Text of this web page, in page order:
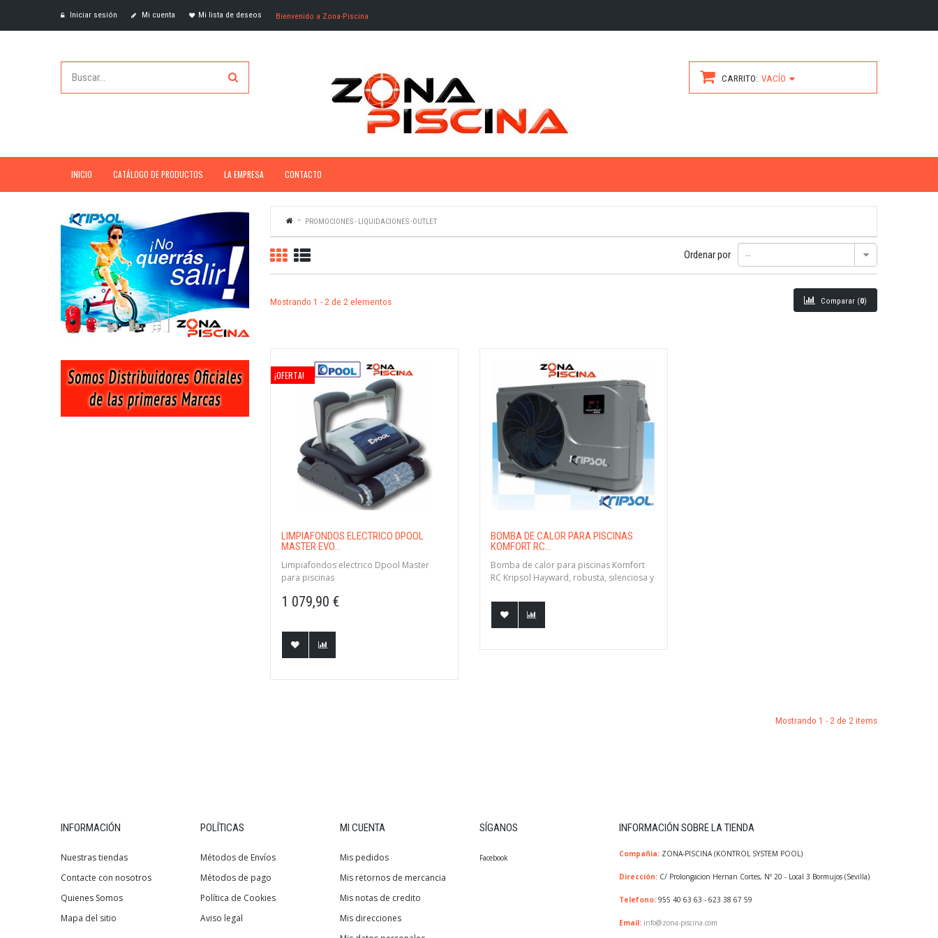
Iniciar sesión Mi cuenta Mi lista de deseos Bienvenido a Zona-Piscina
CARRITO VACÍO
INICIO CATÁLOGO DE PRODUCTOS LA EMPRESA CONTACTO
PROMOCIONES - LIQUIDACIONES -OUTLET
Ordenar por --
Mostrando 1 - 2 de 2 elementos Comparar (0)
¡OFERTA!
LIMPIAFONDOS ELECTRICO DPOOL
MASTER EVO...
Limpiafondos electrico Dpool Master
para piscinas
1 079,90 €
BOMBA DE CALOR PARA PISCINAS
KOMFORT RC...
Bomba de calor para piscinas Komfort
RC Kripsol Hayward, robusta, silenciosa y
CONSULTAR"
Mostrando 1 - 2 de 2 items
INFORMACIÓN
Nuestras tiendas
Contacte con nosotros
Quienes Somos
Mapa del sitio
POLÍTICAS
Métodos de Envíos
Métodos de pago
Política de Cookies
Aviso legal
MI CUENTA
Mis pedidos
Mis retornos de mercancia
Mis notas de credito
Mis direcciones
SÍGANOS
Facebook
INFORMACIÓN SOBRE LA TIENDA
Compañia: ZONA-PISCINA (KONTROL SYSTEM POOL)
Dirección: C/ Prolongacion Hernan Cortes, Nº 20 - Local 3 Bormujos (Sevilla)
Telefono: 955 40 63 63 - 623 38 67 59
Email: info@zona-piscina.com